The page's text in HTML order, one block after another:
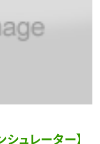
ュレーター】